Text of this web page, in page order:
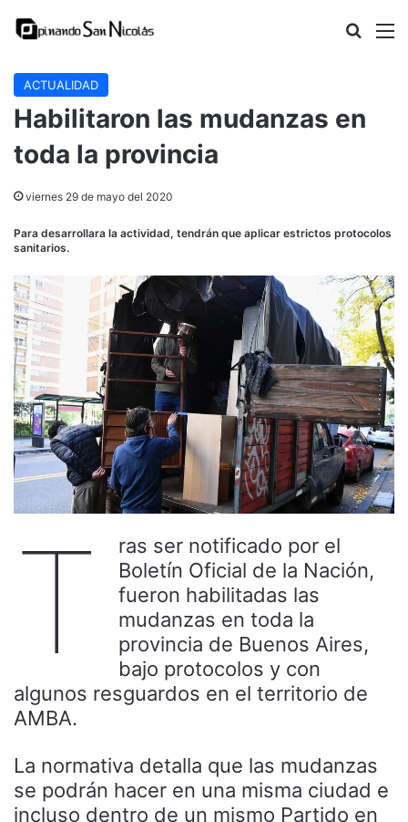
Buscar
ACTUALIDAD
Habilitaron las mudanzas en
toda la provincia
viernes 29 de mayo del 2020
Para desarrollara la actividad, tendrán que aplicar estrictos protocolos
sanitarios.
T
ras ser notificado por el
Boletín Oficial de la Nación,
fueron habilitadas las
mudanzas en toda la
provincia de Buenos Aires,
bajo protocolos y con
algunos resguardos en el territorio de
AMBA.
La normativa detalla que las mudanzas
se podrán hacer en una misma ciudad e
incluso dentro de un mismo Partido en